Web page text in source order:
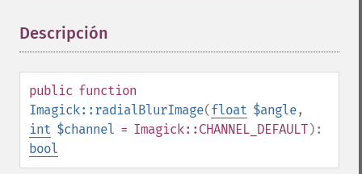
Descripción
public function
Imagick::radialBlurImage(float $angle,
int $channel = Imagick::CHANNEL_DEFAULT):
bool
minifyImage
modulateImage
montageImage
morphImages
morphology
motionBlurImage
negateImage
newImage